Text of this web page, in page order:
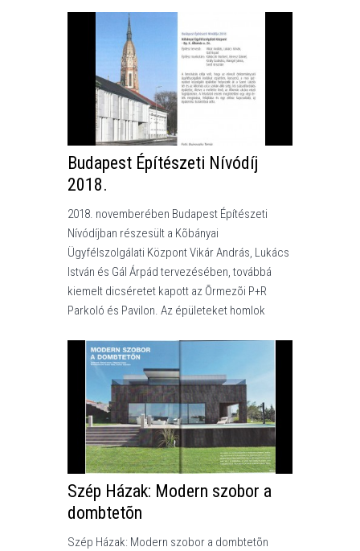
Budapest Építészeti Nívódíj
2018.
2018. novemberében Budapest Építészeti
Nívódíjban részesült a Kõbányai
Ügyfélszolgálati Központ Vikár András, Lukács
István és Gál Árpád tervezésében, továbbá
kiemelt dicséretet kapott az Õrmezõi P+R
Parkoló és Pavilon. Az épületeket homlok
Szép Házak: Modern szobor a
dombtetõn
Szép Házak: Modern szobor a dombtetõn